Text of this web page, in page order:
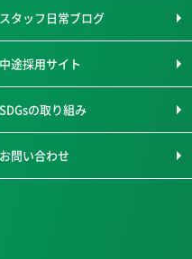
スタッフ日常ブログ
中途採用サイト
SDGsの取り組み
お問い合わせ